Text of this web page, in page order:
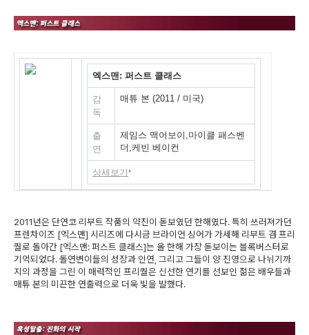
엑스맨: 퍼스트 클래스
감
독
매튜 본 (2011 / 미국)
출
연
제임스 맥어보이,마이클 패스벤
더,케빈 베이컨
상세보기
2011년은 단연코 리부트 작품의 약진이 돋보였던 한해였다. 특히 쓰러져가던
프렌차이즈 [엑스맨] 시리즈에 다시금 브라이언 싱어가 가세해 리부트 겸 프리
퀄로 돌아간 [엑스맨: 퍼스트 클래스]는 올 한해 가장 돋보이는 블록버스터로
기억되었다. 돌연변이들의 성장과 인연, 그리고 그들이 양 진영으로 나뉘기까
지의 과정을 그린 이 매력적인 프리퀄은 신선한 연기를 선보인 젊은 배우들과
매튜 본의 미끈한 연출력으로 더욱 빛을 발했다.